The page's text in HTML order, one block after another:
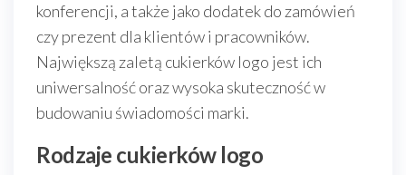
konferencji, a także jako dodatek do zamówień
czy prezent dla klientów i pracowników.
Największą zaletą cukierków logo jest ich
uniwersalność oraz wysoka skuteczność w
budowaniu świadomości marki.
Rodzaje cukierków logo